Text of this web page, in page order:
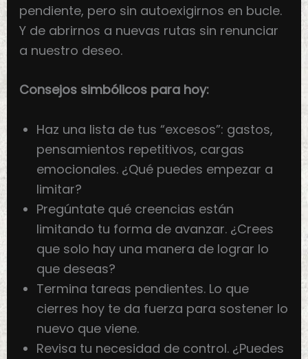
pendiente, pero sin autoexigirnos en bucle.
Y de abrirnos a nuevas rutas sin renunciar
a nuestro deseo.
Consejos simbólicos para hoy:
Haz una lista de tus “excesos”: gastos,
pensamientos repetitivos, cargas
emocionales. ¿Qué puedes empezar a
limitar?
Pregúntate qué creencias están
limitando tu forma de avanzar. ¿Crees
que solo hay una manera de lograr lo
que deseas?
Termina tareas pendientes. Lo que
cierres hoy te da fuerza para sostener lo
nuevo que viene.
Revisa tu necesidad de control. ¿Puedes